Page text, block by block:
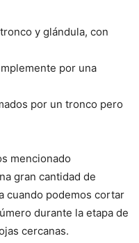
y glándula, con
por una
por un tronco pero
mencionado
gran cantidad de
cuando podemos cortar
durante la etapa de
cercanas.